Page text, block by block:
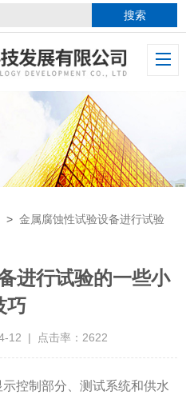
>金属腐蚀性试验设备进行试验
进行试验的一些小
巧
12 | 点击率：2622
示控制部分、测试系统和供水